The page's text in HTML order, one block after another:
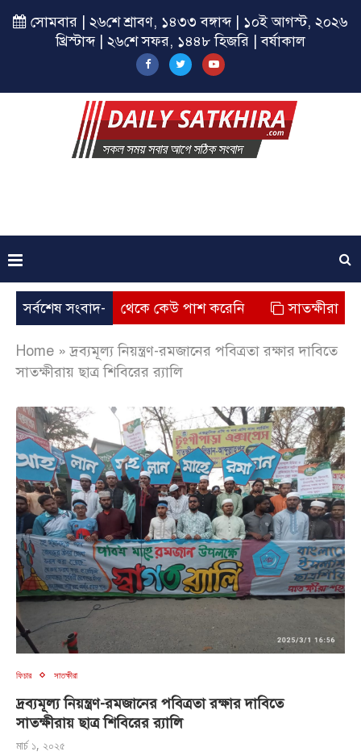
সোমবার | ২৬শে শ্রাবণ, ১৪৩৩ বঙ্গাব্দ | ১০ই আগস্ট, ২০২৬
খ্রিস্টাব্দ | ২৬শে সফর, ১৪৪৮ হিজরি | বর্ষাকাল
সর্বশেষ সংবাদ-
প্রতিষ্ঠান থেকে কেউ পাশ করেনি সাতক্ষীরায় যুব
Home »দ্রব্যমূল্য নিয়ন্ত্রণ-রমজানের পবিত্রতা রক্ষার দাবিতে
সাতক্ষীরায় ছাত্র শিবিরের র‍্যালি
ফিচার সাতক্ষীরা
দ্রব্যমূল্য নিয়ন্ত্রণ-রমজানের পবিত্রতা রক্ষার দাবিতে
সাতক্ষীরায় ছাত্র শিবিরের র‍্যালি
মার্চ ১, ২০২৫